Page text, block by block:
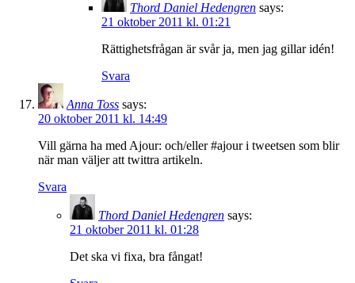
Thord Daniel Hedengren says:
21 oktober 2011 kl. 01:21
Rättighetsfrågan är svår ja, men jag gillar idén!
Svara
Anna Toss says:
20 oktober 2011 kl. 14:49
Vill gärna ha med Ajour: och/eller #ajour i tweetsen som blir
när man väljer att twittra artikeln.
Svara
Thord Daniel Hedengren says:
21 oktober 2011 kl. 01:28
Det ska vi fixa, bra fångat!